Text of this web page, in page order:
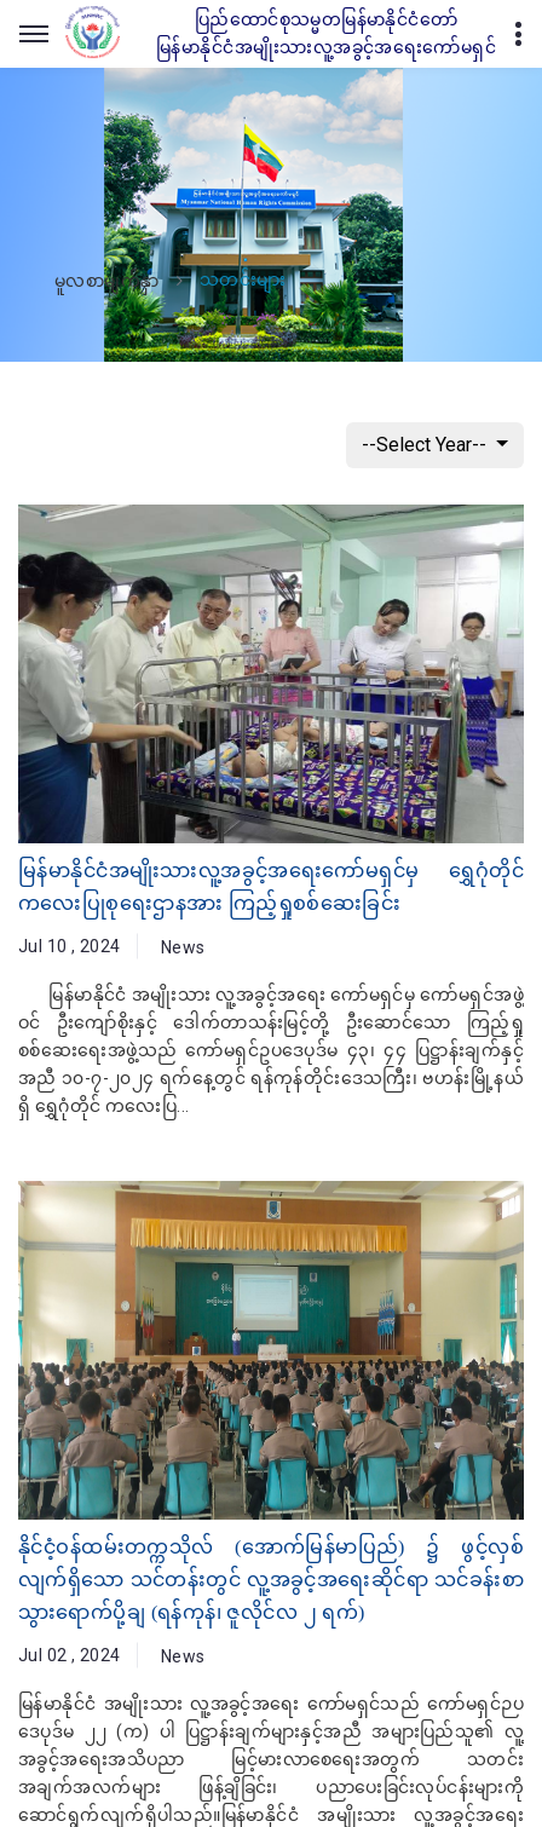
ပြည်ထောင်စုသမ္မတမြန်မာနိုင်ငံတော်
မြန်မာနိုင်ငံအမျိုးသားလူ့အခွင့်အရေးကော်မရှင်
မူလစာမျက်နှာ သတင်းများ
--Select Year--
မြန်မာနိုင်ငံအမျိုးသားလူ့အခွင့်အရေးကော်မရှင်မှ ရွှေဂုံတိုင်
ကလေးပြုစုရေးဌာနအား ကြည့်ရှုစစ်ဆေးခြင်း
Jul 10 , 2024 News
မြန်မာနိုင်ငံ အမျိုးသား လူ့အခွင့်အရေး ကော်မရှင်မှ ကော်မရှင်အဖွဲ့
ဝင် ဦးကျော်စိုးနှင့် ဒေါက်တာသန်းမြင့်တို့ ဦးဆောင်သော ကြည့်ရှု
စစ်ဆေးရေးအဖွဲ့သည် ကော်မရှင်ဥပဒေပုဒ်မ ၄၃၊ ၄၄ ပြဋ္ဌာန်းချက်နှင့်
အညီ ၁၀-၇-၂၀၂၄ ရက်နေ့တွင် ရန်ကုန်တိုင်းဒေသကြီး၊ ဗဟန်းမြို့နယ်
ရှိ ရွှေဂုံတိုင် ကလေးပြ...
နိုင်ငံ့ဝန်ထမ်းတက္ကသိုလ် (အောက်မြန်မာပြည်) ၌ ဖွင့်လှစ်
လျက်ရှိသော သင်တန်းတွင် လူ့အခွင့်အရေးဆိုင်ရာ သင်ခန်းစာ
သွားရောက်ပို့ချ (ရန်ကုန်၊ ဇူလိုင်လ ၂ ရက်)
Jul 02 , 2024 News
မြန်မာနိုင်ငံ အမျိုးသား လူ့အခွင့်အရေး ကော်မရှင်သည် ကော်မရှင်ဉပ
ဒေပုဒ်မ ၂၂ (က) ပါ ပြဋ္ဌာန်းချက်များနှင့်အညီ အများပြည်သူ၏ လူ့
အခွင့်အရေးအသိပညာ မြင့်မားလာစေရေးအတွက် သတင်း
အချက်အလက်များ ဖြန့်ချိခြင်း၊ ပညာပေးခြင်းလုပ်ငန်းများကို
ဆောင်ရွက်လျက်ရှိပါသည်။မြန်မာနိုင်ငံ အမျိုးသား လူ့အခွင့်အရေး